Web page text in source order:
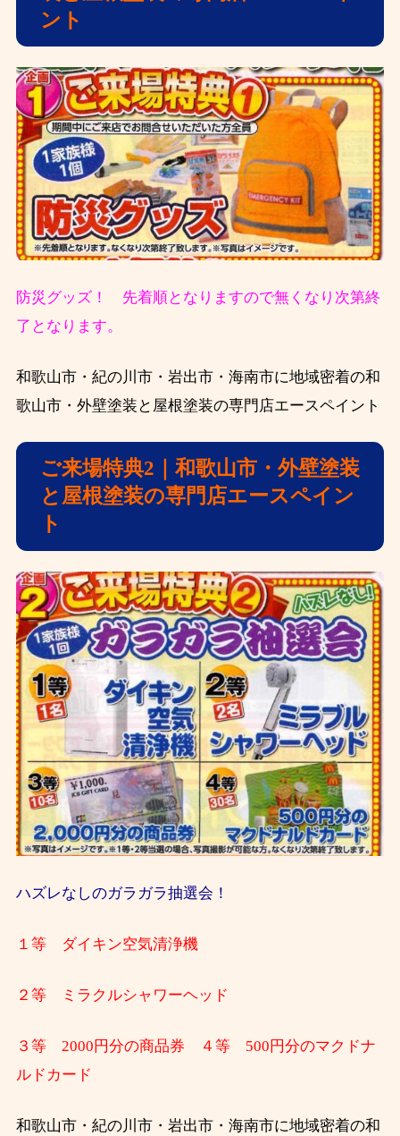
ント
防災グッズ！ 先着順となりますので無くなり次第終
了となります。
和歌山市・紀の川市・岩出市・海南市に地域密着の和
歌山市・外壁塗装と屋根塗装の専門店エースペイント
ご来場特典2｜和歌山市・外壁塗装
と屋根塗装の専門店エースペイン
ト
ハズレなしのガラガラ抽選会！
１等 ダイキン空気清浄機
２等 ミラクルシャワーヘッド
３等 2000円分の商品券 ４等 500円分のマクドナ
ルドカード
和歌山市・紀の川市・岩出市・海南市に地域密着の和